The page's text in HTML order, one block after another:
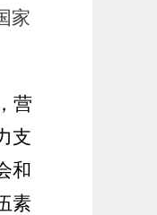
家
营
支
和
素